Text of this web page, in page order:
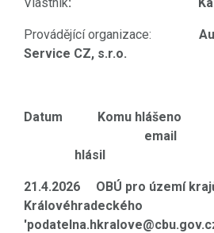
Provádějící organizace:
Service CZ, s.r.o.
Datum Komu
hlásil
21.4.2026 OBÚ pro území
Královéhradeckého